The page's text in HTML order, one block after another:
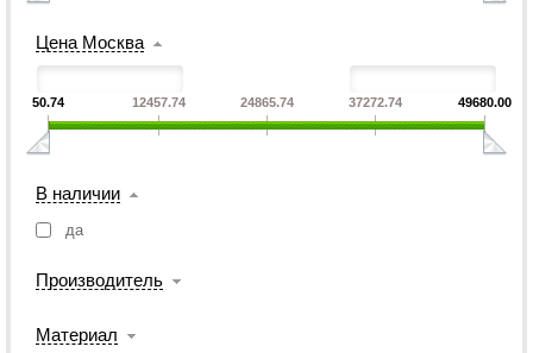
Цена Москва
50.74 12457.74 24865.74 37272.74 49680.00
В наличии
да
Производитель
Материал